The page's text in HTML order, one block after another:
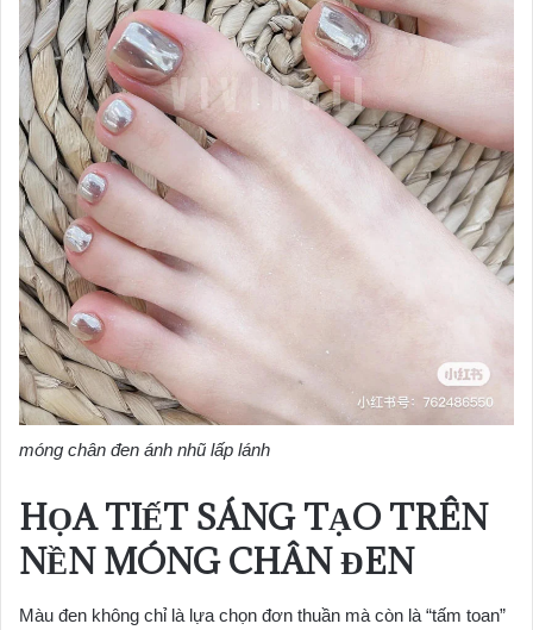
móng chân đen ánh nhũ lấp lánh
HỌA TIẾT SÁNG TẠO TRÊN
NỀN MÓNG CHÂN ĐEN
Màu đen không chỉ là lựa chọn đơn thuần mà còn là “tấm toan”